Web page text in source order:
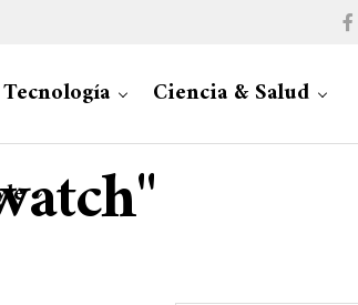
Tecnología Ciencia & Salud